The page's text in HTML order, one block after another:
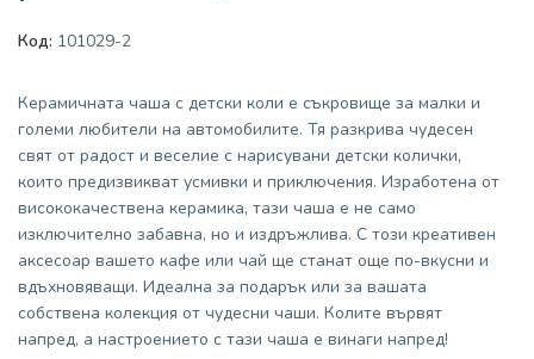
Код: 101029-2
Керамичната чаша с детски коли е съкровище за малки и
големи любители на автомобилите. Тя разкрива чудесен
свят от радост и веселие с нарисувани детски колички,
които предизвикват усмивки и приключения. Изработена от
висококачествена керамика, тази чаша е не само
изключително забавна, но и издръжлива. С този креативен
аксесоар вашето кафе или чай ще станат още по-вкусни и
вдъхновяващи. Идеална за подарък или за вашата
собствена колекция от чудесни чаши. Колите вървят
напред, а настроението с тази чаша е винаги напред!